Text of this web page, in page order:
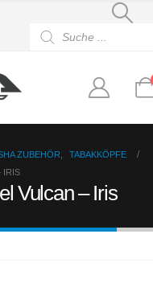
search
ZUBEHÖR
TABAKKÖPFE
IRIS
Vulcan – Iris